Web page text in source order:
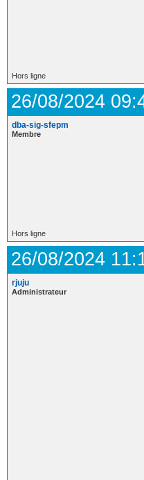
Hors ligne
26/08/2024
dba-sig-sfepm
Membre
Hors ligne
26/08/2024
rjuju
Administrateur